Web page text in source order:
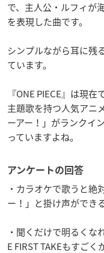
で、主人公・ルフィが
を表現した曲です。
シンプルながら耳に残
ています。
『ONE PIECE』は現
主題歌を持つ人気アニ
ーアー！」がランクイ
っていますよね。
アンケートの回答
・カラオケで歌うと絶
ー！」と掛け声ができる
・聞くだけで明るくな
E FIRST TAKEもすごく